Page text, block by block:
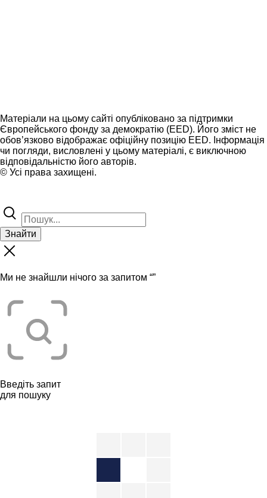
Матеріали на цьому сайті опубліковано за підтримки
Європейського фонду за демократію (EED). Його зміст не
обов’язково відображає офіційну позицію EED. Інформація
чи погляди, висловлені у цьому матеріалі, є виключною
відповідальністю його авторів.
© Усі права захищені.
Знайти
Ми не знайшли нічого за запитом “”
Введіть запит
для пошуку